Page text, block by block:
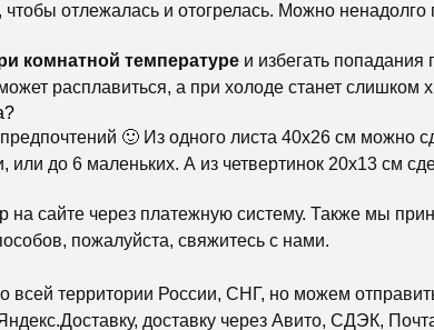
чтобы отлежалась и отогрелась. Можно
комнатной температуре и избегать
расплавиться, а при холоде станет слишком
🙂 Из одного листа 40х26 см можно
или до 6 маленьких. А из четвертинок 20х13 см
на сайте через платежную систему. Также мы
пожалуйста, свяжитесь с нами.
территории России, СНГ, но можем
доставку через Авито, СДЭК,